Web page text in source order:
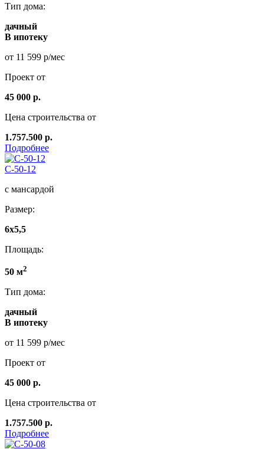
Тип дома:
дачный
В ипотеку
от 11 599 р/мес
Проект от
45 000 р.
Цена строительства от
1.757.500 р.
Подробнее
C-50-12
с мансардой
Размер:
6x5,5
Площадь:
50 м2
Тип дома:
дачный
В ипотеку
от 11 599 р/мес
Проект от
45 000 р.
Цена строительства от
1.757.500 р.
Подробнее